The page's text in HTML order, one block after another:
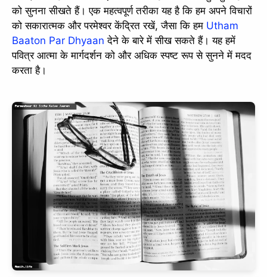
को सुनना सीखते हैं। एक महत्वपूर्ण तरीका यह है कि हम अपने विचारों
को सकारात्मक और परमेश्वर केंद्रित रखें, जैसा कि हम Utham
Baaton Par Dhyaan देने के बारे में सीख सकते हैं। यह हमें
पवित्र आत्मा के मार्गदर्शन को और अधिक स्पष्ट रूप से सुनने में मदद
करता है।